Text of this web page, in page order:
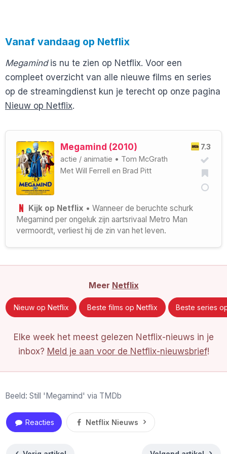
Vanaf vandaag op Netflix
Megamindis nu te zien op Netflix. Voor een
compleet overzicht van alle nieuwe films en series
op de streamingdienst kun je terecht op onze pagina
Nieuw op Netflix.
7.3
Megamind (2010)
actie / animatie • Tom McGrath
Met Will Ferrell en Brad Pitt
Kijk op Netflix • Wanneer de beruchte schurk
Megamind per ongeluk zijn aartsrivaal Metro Man
vermoordt, verliest hij de zin van het leven.
Meer Netflix
Nieuw op Netflix Beste films op Netflix Beste series
Elke week het meest gelezen Netflix-nieuws in je
inbox? Meld je aan voor de Netflix-nieuwsbrief!
Beeld: Still 'Megamind' via TMDb
Reacties Netflix Nieuws